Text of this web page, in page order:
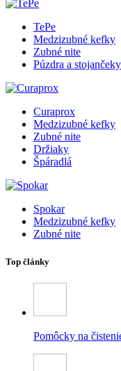
TePe
Medzizubné kefky
Zubné nite
Púzdra a stojančeky
Curaprox
Medzizubné kefky
Zubné nite
Držiaky
Špáradlá
Spokar
Medzizubné kefky
Zubné nite
Top články
Pomôcky na